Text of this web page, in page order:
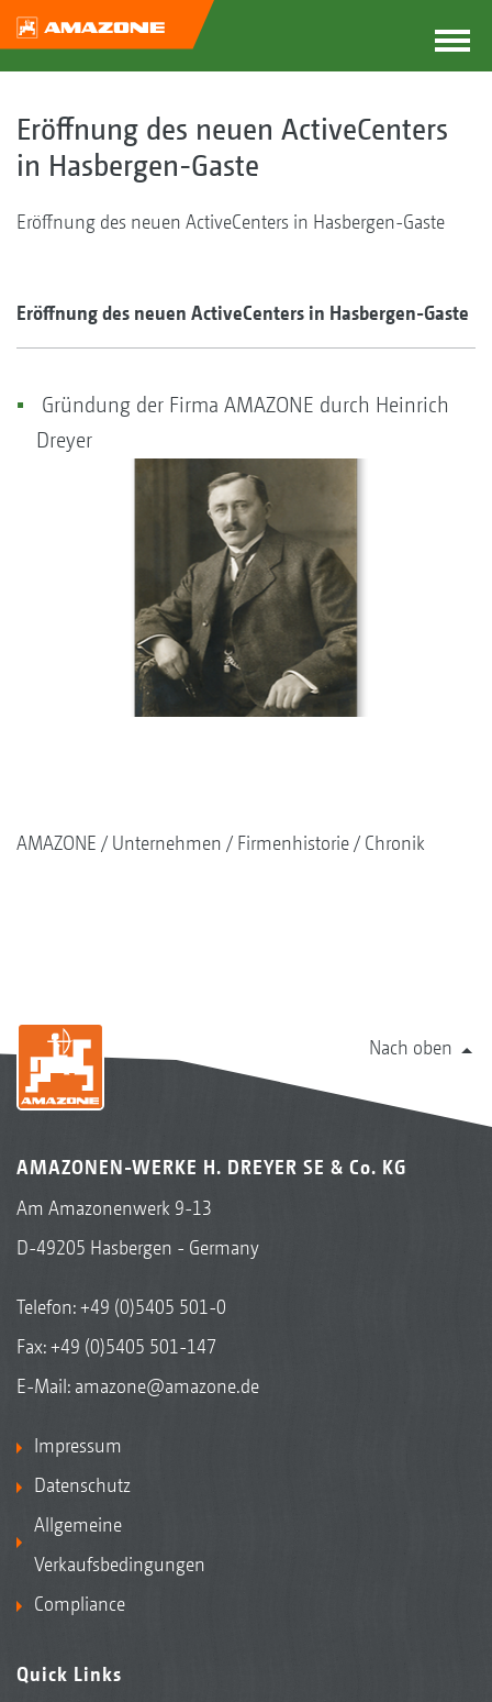
Eröffnung des neuen ActiveCenters
in Hasbergen-Gaste
Eröffnung des neuen ActiveCenters in Hasbergen-Gaste
Eröffnung des neuen ActiveCenters in Hasbergen-Gaste
Gründung der Firma AMAZONE durch Heinrich
Dreyer
AMAZONE Unternehmen Firmenhistorie Chronik
Nach oben
AMAZONEN-WERKE H. DREYER SE & Co. KG
Am Amazonenwerk 9-13
D-49205 Hasbergen - Germany
Telefon:+49 (0)5405 501-0
Fax: +49 (0)5405 501-147
E-Mail: amazone@amazone.de
Impressum
Datenschutz
Allgemeine
Verkaufsbedingungen
Compliance
Quick Links